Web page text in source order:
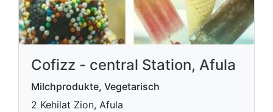
Cofizz - central Station, Afula
Milchprodukte, Vegetarisch
2 Kehilat Zion, Afula